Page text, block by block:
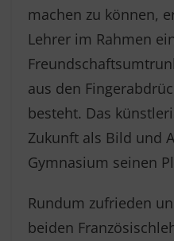
machen zu können,
Lehrer im Rahmen
aus den
besteht. Das
Zukunft als Bild und
Gymnasium seinen
Rundum zufrieden
beiden